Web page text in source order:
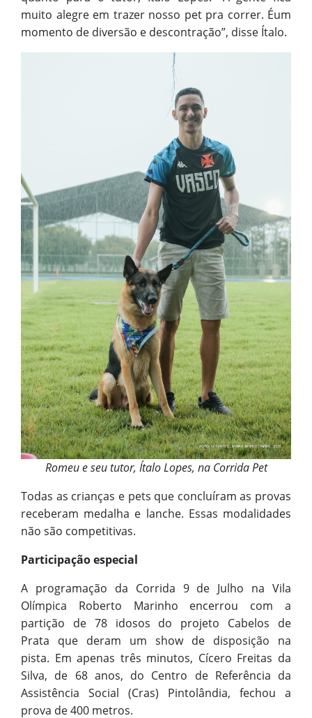
muito alegre em trazer nosso pet pra correr. Éum
momento de diversão e descontração”, disse Ítalo.
Romeu e seu tutor, Ítalo Lopes, na Corrida Pet
Todas as crianças e pets que concluíram as provas
receberam medalha e lanche. Essas modalidades
não são competitivas.
Participação especial
A programação da Corrida 9 de Julho na Vila
Olímpica Roberto Marinho encerrou com a
partição de 78 idosos do projeto Cabelos de
Prata que deram um show de disposição na
pista. Em apenas três minutos, Cícero Freitas da
Silva, de 68 anos, do Centro de Referência da
Assistência Social (Cras) Pintolândia, fechou a
prova de 400 metros.